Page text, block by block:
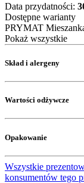
Data przydatności:
Dostępne warianty
PRYMAT
Pokaż wszystkie
Skład i alergeny
Wartości odżywcze
Opakowanie
Wszystkie
konsumentów tego